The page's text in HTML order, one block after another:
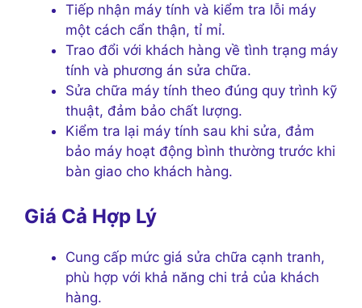
Tiếp nhận máy tính và kiểm tra lỗi máy
một cách cẩn thận, tỉ mỉ.
Trao đổi với khách hàng về tình trạng máy
tính và phương án sửa chữa.
Sửa chữa máy tính theo đúng quy trình kỹ
thuật, đảm bảo chất lượng.
Kiểm tra lại máy tính sau khi sửa, đảm
bảo máy hoạt động bình thường trước khi
bàn giao cho khách hàng.
Giá Cả Hợp Lý
Cung cấp mức giá sửa chữa cạnh tranh,
phù hợp với khả năng chi trả của khách
hàng.